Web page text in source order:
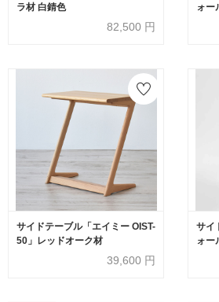
ラ材 白錆色
82,500 円
ォー
サイドテーブル「エイミー OIST-
50」レッドオーク材
39,600 円
サイ
ォー